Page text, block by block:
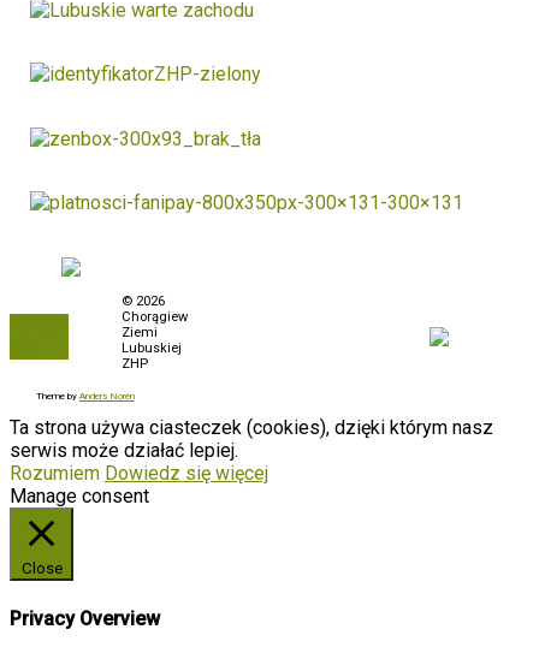
© 2026
Chorągiew
Ziemi
Lubuskiej
ZHP
Theme by Anders Norén
Ta strona używa ciasteczek (cookies), dzięki którym nasz
serwis może działać lepiej.
Rozumiem Dowiedz się więcej
Manage consent
Close
Privacy Overview